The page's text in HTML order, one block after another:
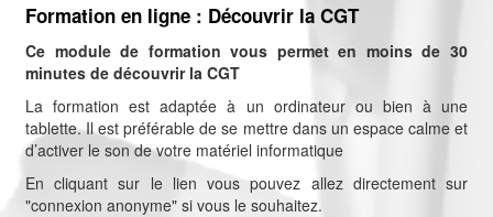
Formation en ligne : Découvrir la CGT
Ce module de formation vous permet en moins de 30
minutes de découvrir la CGT
La formation est adaptée à un ordinateur ou bien à une
tablette. Il est préférable de se mettre dans un espace calme et
d’activer le son de votre matériel informatique
En cliquant sur le lien vous pouvez allez directement sur
"connexion anonyme" si vous le souhaitez.